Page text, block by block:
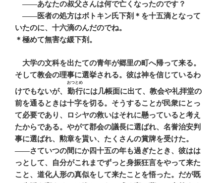
――あなたの叔父さんは何で亡くなったのです？
――医者の処方はボトキン氏下剤＊を十五滴となって
いたのに、十六滴のんだのでね。
＊極めて無害な緩下剤。
大学の文科を出たての青年が郷里の町へ帰って来る。
そして教会の理事に選挙される。彼は神を信じているわ
けでもないが、 勤行
おつとめ
には几帳面に出て、教会や礼拝堂の
前を通るときは十字を切る。そうすることが民衆にとっ
て必要であり、ロシヤの救いはそれに懸っていると考え
たからである。やがて郡会の議長に選ばれ、名誉治安判
事に選ばれ、勲章を貰い、たくさんの賞牌を受けた。
――さていつの間にか四十五の年も過ぎたとき、彼はは
っとして、自分がこれまでずっと身振狂言をやって来た
こと、道化人形の真似をして来たことを悟った。だが既